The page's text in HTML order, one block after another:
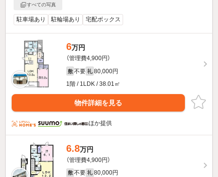
すべての写真
駐車場あり 駐輪場あり 宅配ボックス
6万円
（管理費4,900円）
敷 不要 礼 80,000円
1階 / 1LDK / 38.01㎡
物件詳細を見る
ほか提供
6.8万円
（管理費4,900円）
敷 不要 礼 80,000円